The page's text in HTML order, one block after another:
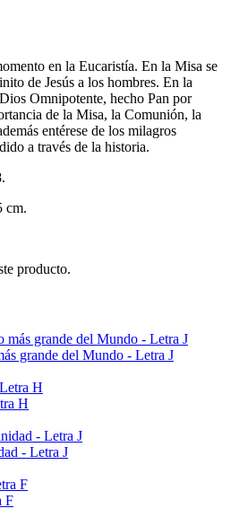
en la Eucaristía. En la Misa se
de Jesús a los hombres. En la
Omnipotente, hecho Pan por
de la Misa, la Comunión, la
entérese de los milagros
a través de la historia.
cm.
producto.
grande del Mundo - Letra J
H
- Letra J
F